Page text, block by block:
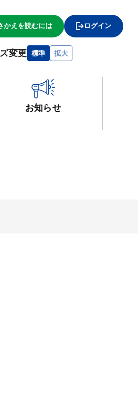
かえを読むには ログイン
変更 標準 拡大
お知らせ